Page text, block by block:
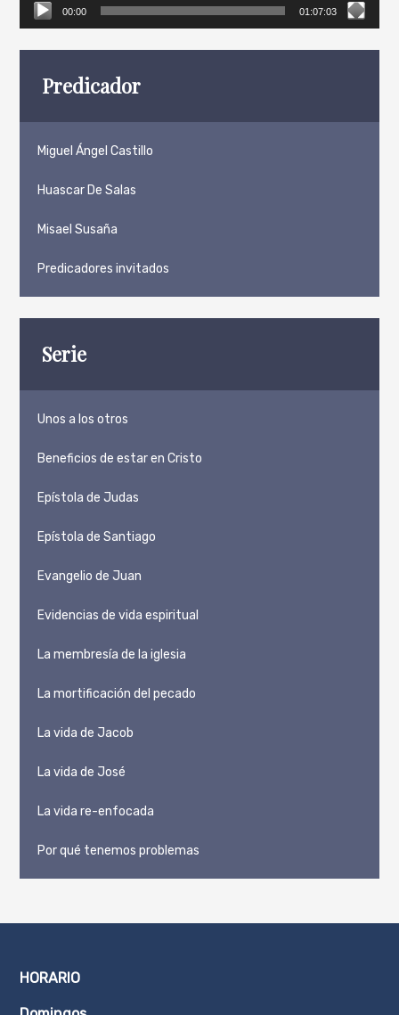
00:00 01:07:03
Predicador
Miguel Ángel Castillo
Huascar De Salas
Misael Susaña
Predicadores invitados
Serie
Unos a los otros
Beneficios de estar en Cristo
Epístola de Judas
Epístola de Santiago
Evangelio de Juan
Evidencias de vida espiritual
La membresía de la iglesia
La mortificación del pecado
La vida de Jacob
La vida de José
La vida re-enfocada
Por qué tenemos problemas
HORARIO